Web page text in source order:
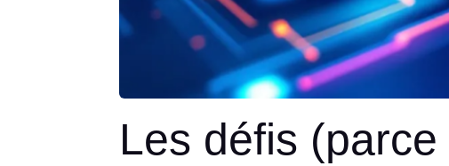
Les défis